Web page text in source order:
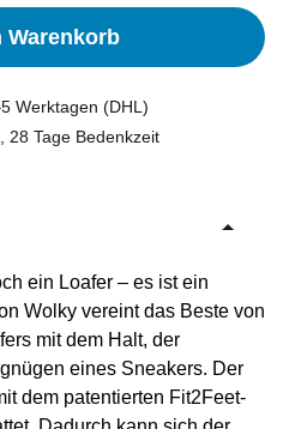
Warenkorb
Werktagen (DHL)
28 Tage Bedenkzeit
ein Loafer – es ist ein
Wolky vereint das Beste von
mit dem Halt, der
eines Sneakers. Der
dem patentierten Fit2Feet-